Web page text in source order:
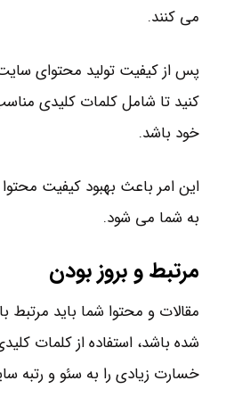
می کنند.
پس از کیفیت تولید محتوای
کنید تا شامل کلمات کلیدی
خود باشد.
این امر باعث بهبود کیفیت
به شما می شود.
مرتبط و بروز بودن
مقالات و محتوا شما باید مرتبط
شده باشد، استفاده از کلمات
خسارت زیادی را به سئو و رتبه